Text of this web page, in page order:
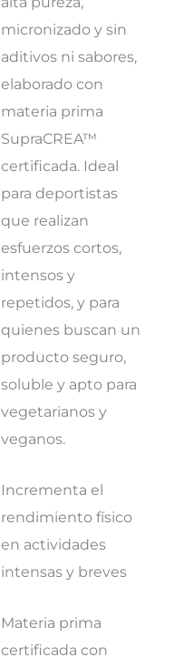
micronizado y sin
aditivos ni sabores,
elaborado con
materia prima
SupraCREA™
certificada. Ideal
para deportistas
que realizan
esfuerzos cortos,
intensos y
repetidos, y para
quienes buscan un
producto seguro,
soluble y apto para
vegetarianos y
veganos.
Incrementa el
rendimiento físico
en actividades
intensas y breves
Materia prima
certificada con